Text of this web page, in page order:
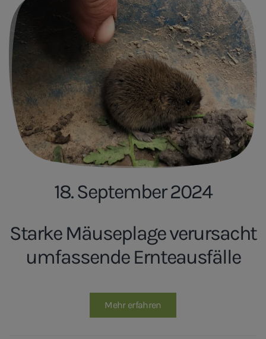
18. September 2024
Starke Mäuseplage verursacht
umfassende Ernteausfälle
Mehr erfahren